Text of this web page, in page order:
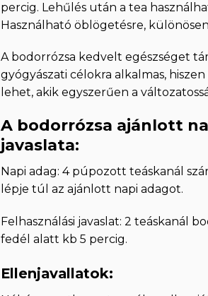
percig. Lehűlés után a tea
Használható öblögetésre,
A bodorrózsa kedvelt egészséget
gyógyászati ​​célokra alkalmas,
lehet, akik egyszerűen a
A bodorrózsa ajánlott
javaslata:
Napi adag: 4 púpozott teáskanál
lépje túl az ajánlott napi adagot.
Felhasználási javaslat: 2 teáskanál
fedél alatt kb 5 percig.
Ellenjavallatok: